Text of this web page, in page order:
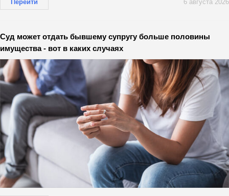
Перейти 6 августа 2026
Суд может отдать бывшему супругу больше половины
имущества - вот в каких случаях